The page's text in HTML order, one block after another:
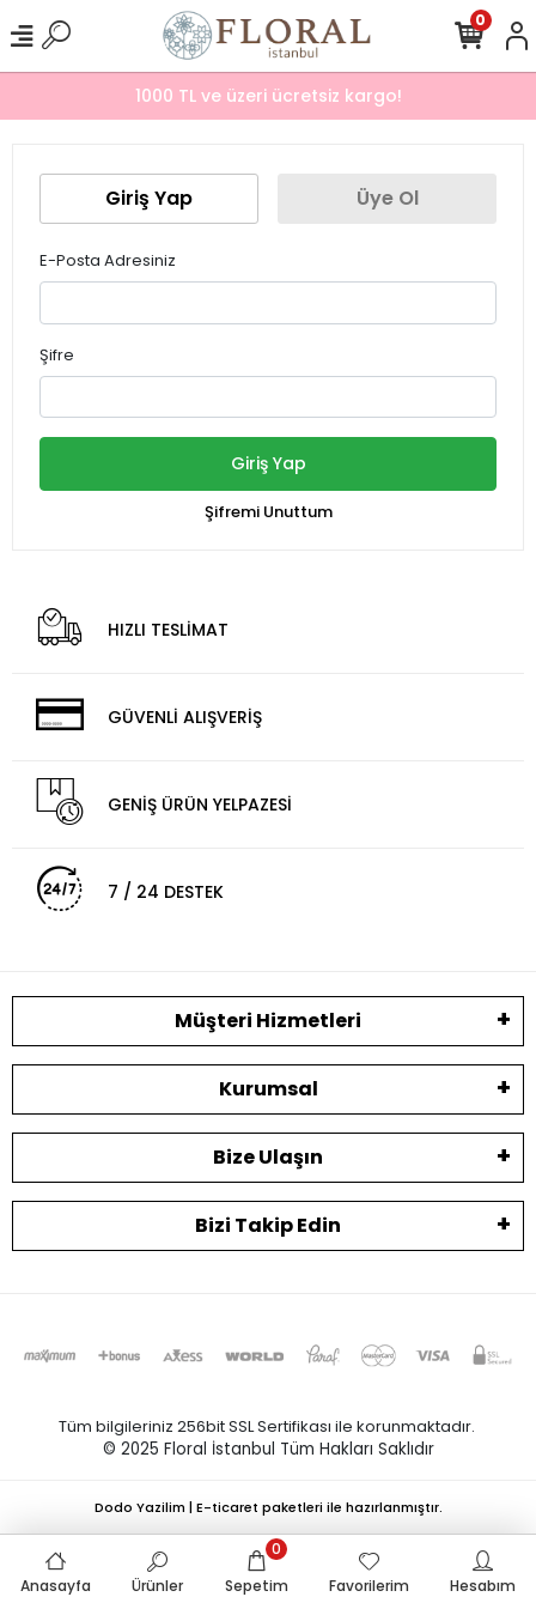
1000 TL ve üzeri ücretsiz kargo!
0
Giriş Yap Üye Ol
E-Posta Adresiniz
Şifre
Giriş Yap
Şifremi Unuttum
HIZLI TESLİMAT
GÜVENLİ ALIŞVERİŞ
GENİŞ ÜRÜN YELPAZESİ
7 / 24 DESTEK
Müşteri Hizmetleri
Kurumsal
Bize Ulaşın
Bizi Takip Edin
Tüm bilgileriniz 256bit SSL Sertifikası ile korunmaktadır.
© 2025 Floral İstanbul Tüm Hakları Saklıdır
Anasayfa Ürünler Sepetim
0
Favorilerim
Hesabım
Dodo Yazilim | E-ticaret paketleri ile hazırlanmıştır.